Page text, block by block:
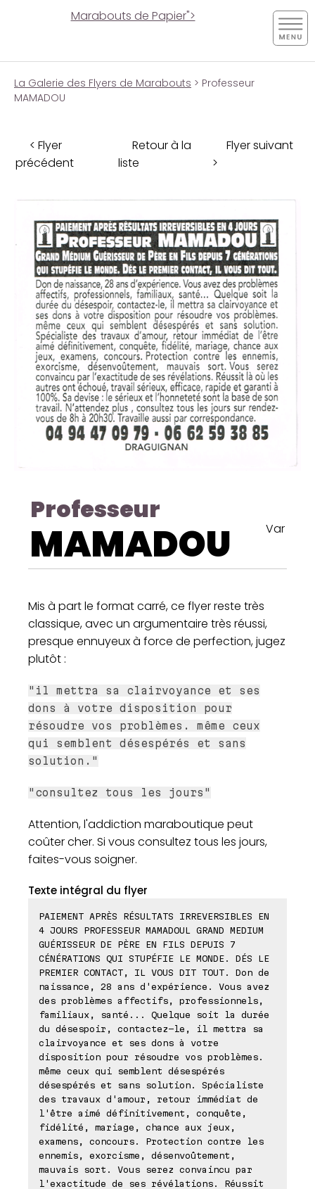
Marabouts de Papier">
La Galerie des Flyers de Marabouts > Professeur
MAMADOU
< Flyer
précédent
Retour à la
liste
Flyer suivant
>
Professeur
MAMADOU Var
Mis à part le format carré, ce flyer reste très
classique, avec un argumentaire très réussi,
presque ennuyeux à force de perfection, jugez
plutôt :
"il mettra sa clairvoyance et ses
dons à votre disposition pour
résoudre vos problèmes. même ceux
qui semblent désespérés et sans
solution."
"consultez tous les jours"
Attention, l'addiction maraboutique peut
coûter cher. Si vous consultez tous les jours,
faites-vous soigner.
Texte intégral du flyer
PAIEMENT APRÈS RÉSULTATS IRREVERSIBLES EN
4 JOURS PROFESSEUR MAMADOUL GRAND MEDIUM
GUÉRISSEUR DE PÈRE EN FILS DEPUIS 7
CÉNÉRATIONS QUI STUPÉFIE LE MONDE. DÉS LE
PREMIER CONTACT, IL VOUS DIT TOUT. Don de
naissance, 28 ans d'expérience. Vous avez
des problèmes affectifs, professionnels,
familiaux, santé... Quelque soit la durée
du désespoir, contactez-le, il mettra sa
clairvoyance et ses dons à votre
disposition pour résoudre vos problèmes.
même ceux qui semblent désespérés
désespérés et sans solution. Spécialiste
des travaux d'amour, retour immédiat de
l'être aimé définitivement, conquête,
fidélité, mariage, chance aux jeux,
examens, concours. Protection contre les
ennemis, exorcisme, désenvoûtement,
mauvais sort. Vous serez convaincu par
l'exactitude de ses révélations. Réussit